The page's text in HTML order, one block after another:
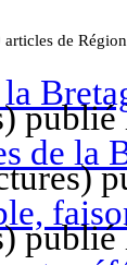
de
la
)publié
de la
)
)publié